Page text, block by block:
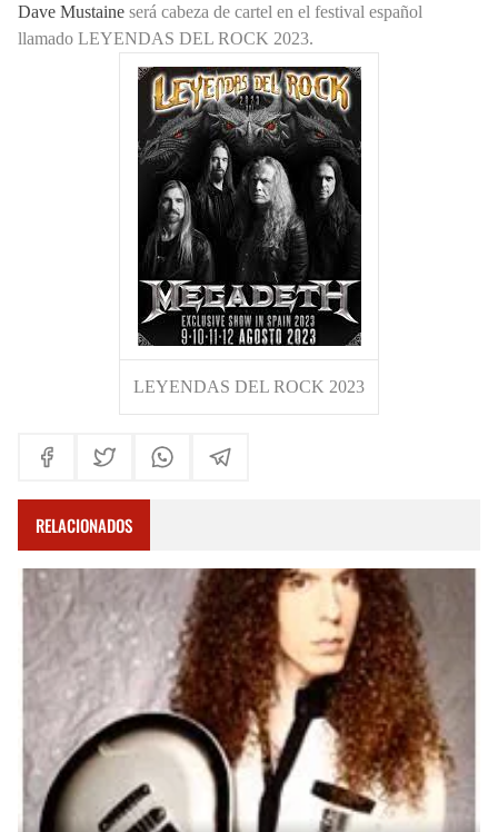
Dave Mustaine será cabeza de cartel en el festival español
llamado LEYENDAS DEL ROCK 2023.
LEYENDAS DEL ROCK 2023
RELACIONADOS